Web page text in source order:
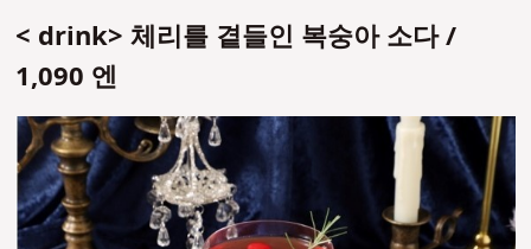
< drink> 체리를 곁들인 복숭아 소다 /
1,090 엔